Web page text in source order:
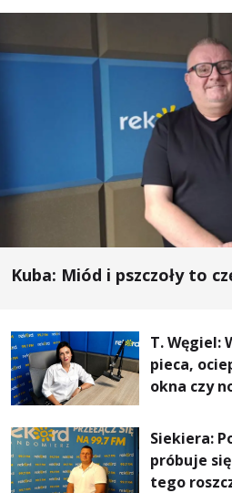
Kuba: Miód i pszczoły to
T. Węgiel:
pieca,
okna czy
rachunki
komfort
powietrze
Siekiera:
próbuje
tego